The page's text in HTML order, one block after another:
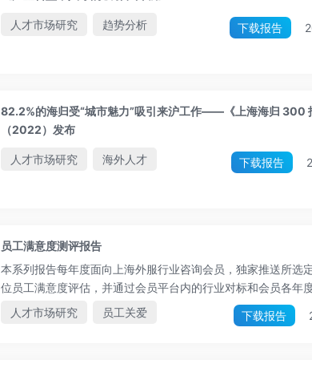
人才市场研究 趋势分析 下载报告
82.2%的海归受“城市魅力”吸引来沪工作——《上海海归 300
（2022）发布
人才市场研究 海外人才 下载报告
员工满意度测评报告
本系列报告每年度面向上海外服行业咨询会员，独家推送所选
位员工满意度评估，并通过会员平台内的行业对标和会员各年
较，帮助企业全面客观了解员工最新的管理评价及相关提升诉求
人才市场研究 员工关爱 下载报告